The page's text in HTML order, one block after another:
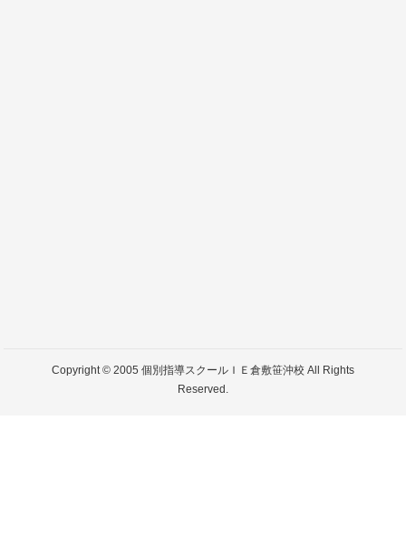
Copyright © 2005 個別指導スクールＩＥ倉敷笹沖校 All Rights
Reserved.